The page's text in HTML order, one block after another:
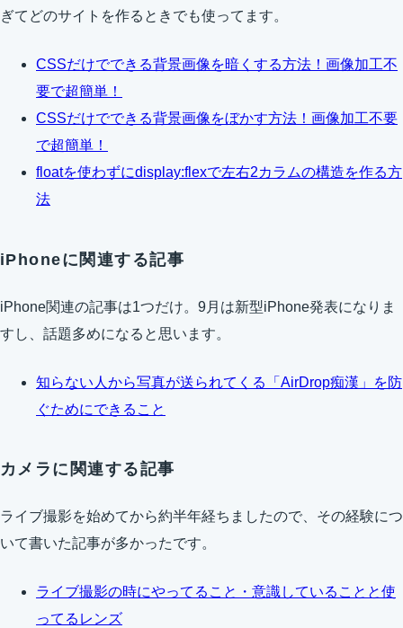
ぎてどのサイトを作るときでも使ってます。
CSSだけでできる背景画像を暗くする方法！画像加工不
要で超簡単！
CSSだけでできる背景画像をぼかす方法！画像加工不要
で超簡単！
floatを使わずにdisplay:flexで左右2カラムの構造を作る方
法
iPhoneに関連する記事
iPhone関連の記事は1つだけ。9月は新型iPhone発表になりま
すし、話題多めになると思います。
知らない人から写真が送られてくる「AirDrop痴漢」を防
ぐためにできること
カメラに関連する記事
ライブ撮影を始めてから約半年経ちましたので、その経験につ
いて書いた記事が多かったです。
ライブ撮影の時にやってること・意識していることと使
ってるレンズ